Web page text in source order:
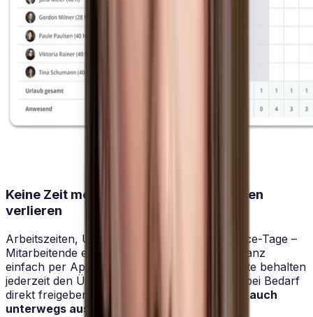
Keine Zeit mehr mit manuellen Prozessen
verlieren
Arbeitszeiten, Urlaubsanträge oder Homeoffice-Tage –
Mitarbeitende erfassen ihre Abwesenheiten ganz
einfach per App oder am Desktop. Vorgesetzte behalten
jederzeit den Überblick und können Anträge bei Bedarf
direkt freigeben –
schnell, unkompliziert und auch
unterwegs aus